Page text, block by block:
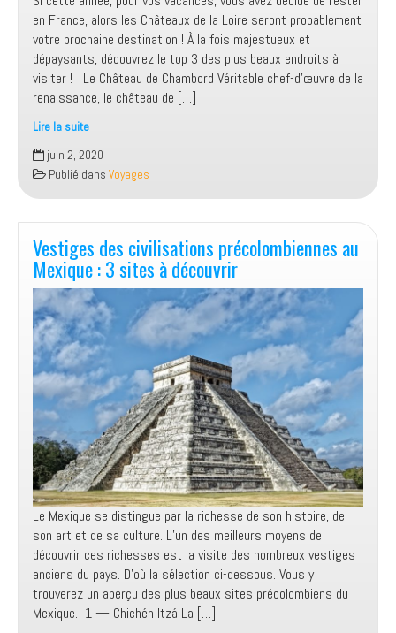
en France, alors les Châteaux de la Loire seront probablement
votre prochaine destination ! À la fois majestueux et
dépaysants, découvrez le top 3 des plus beaux endroits à
visiter ! Le Château de Chambord Véritable chef-d’œuvre de la
renaissance, le château de […]
Lire la suite
Le
top
3
des
Châteaux
de
la
Loire
visiter
juin 2, 2020
Publié dans Voyages
Vestiges des civilisations précolombiennes au
Mexique : 3 sites à découvrir
Le Mexique se distingue par la richesse de son histoire, de
son art et de sa culture. L’un des meilleurs moyens de
découvrir ces richesses est la visite des nombreux vestiges
anciens du pays. D’où la sélection ci-dessous. Vous y
trouverez un aperçu des plus beaux sites précolombiens du
Mexique. 1 — Chichén Itzá La […]